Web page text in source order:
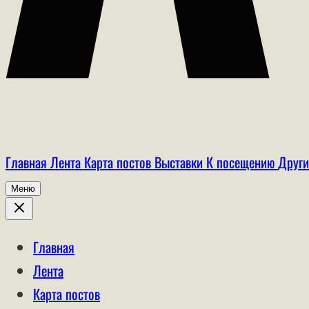
Главная Лента Карта постов Выставки К посещению
Меню
Главная
Лента
Карта постов